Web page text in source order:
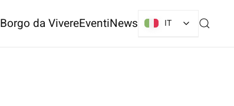
Borgo da VivereEventiNews IT